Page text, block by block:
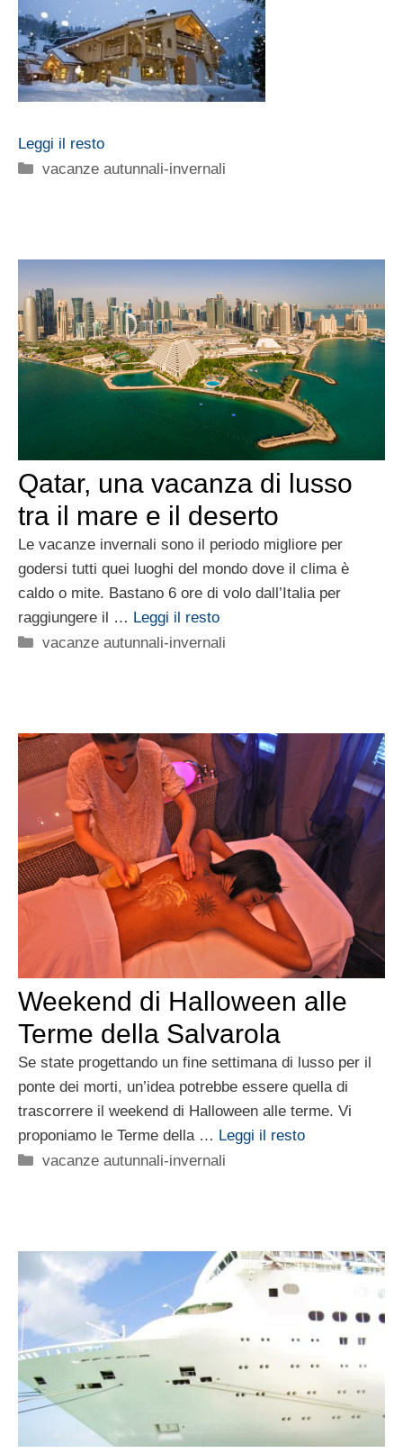
Leggi il resto
Categorie
vacanze autunnali-invernali
Qatar, una vacanza di lusso
tra il mare e il deserto
Le vacanze invernali sono il periodo migliore per
godersi tutti quei luoghi del mondo dove il clima è
caldo o mite. Bastano 6 ore di volo dall’Italia per
raggiungere il … Leggi il resto
Categorie
vacanze autunnali-invernali
Weekend di Halloween alle
Terme della Salvarola
Se state progettando un fine settimana di lusso per il
ponte dei morti, un’idea potrebbe essere quella di
trascorrere il weekend di Halloween alle terme. Vi
proponiamo le Terme della … Leggi il resto
Categorie
vacanze autunnali-invernali